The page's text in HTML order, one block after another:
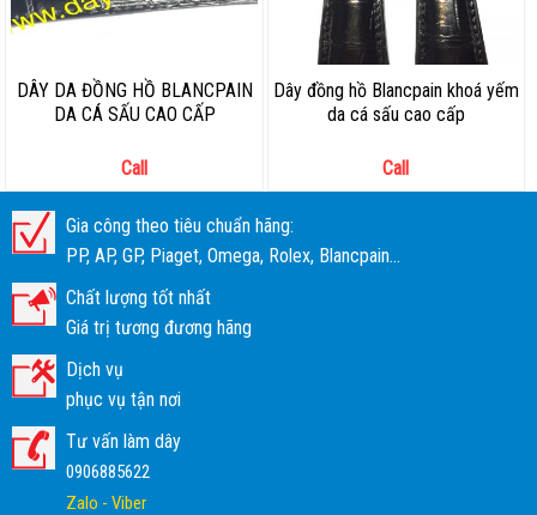
DÂY DA ĐỒNG HỒ BLANCPAIN
DA CÁ SẤU CAO CẤP
Call
Dây đồng hồ Blancpain khoá yếm
da cá sấu cao cấp
Call
Gia công theo tiêu chuẩn hãng:
PP, AP, GP, Piaget, Omega, Rolex, Blancpain...
Chất lượng tốt nhất
Giá trị tương đương hãng
Dịch vụ
phục vụ tận nơi
Tư vấn làm dây
0906885622
Zalo - Viber